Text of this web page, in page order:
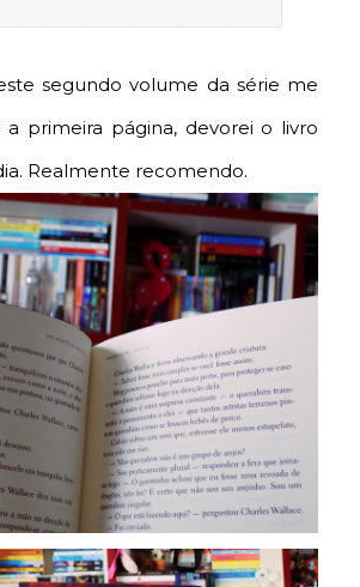
segundo volume da série me
a primeira página, devorei o livro
Realmente recomendo.